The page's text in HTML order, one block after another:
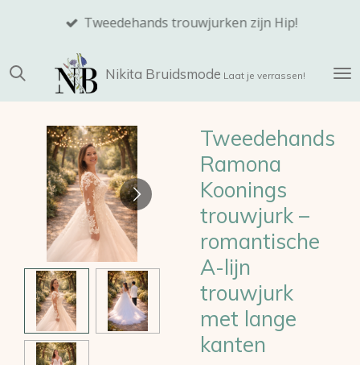
de
hoofdinhoud
Nikita Bruidsmode Laat je verrassen!
Tweedehands trouwjurken zijn Hip!
Tweedehands
Ramona
Koonings
trouwjurk –
romantische
A-lijn
trouwjurk
met lange
kanten